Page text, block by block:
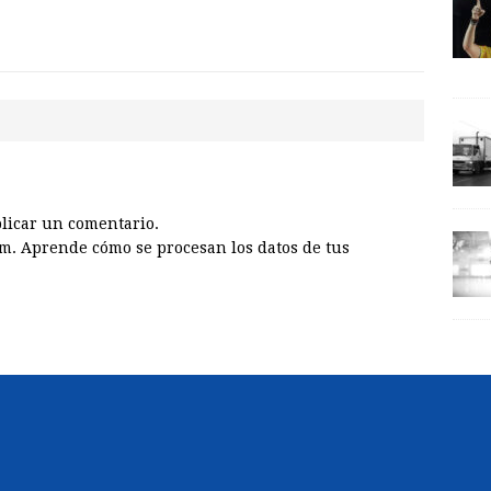
un comentario.
Aprende cómo se procesan los datos de tus